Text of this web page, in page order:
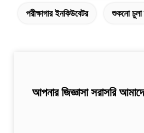
পরীক্ষাগার ইনকিউবেটর শুকনো চুলা
আপনার জিজ্ঞাসা সরাসরি